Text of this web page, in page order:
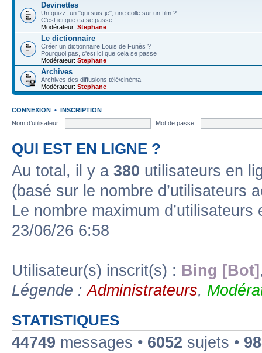
Devinettes
Un quizz, un "qui suis-je", une colle sur un film ?
C'est ici que ca se passe !
Modérateur: Stephane
Le dictionnaire
Créer un dictionnaire Louis de Funès ?
Pourquoi pas, c'est ici que cela se passe
Modérateur: Stephane
Archives
Archives des diffusions télé/cinéma
Modérateur: Stephane
CONNEXION • INSCRIPTION
Nom d’utilisateur :
Mot de passe :
QUI EST EN LIGNE ?
Au total, il y a 380 utilisateurs en
(basé sur le nombre d’utilisateurs
Le nombre maximum
23/06/26 6:58
Utilisateur(s) inscrit(s) : Bing [Bot]
Légende :Administrateurs,
STATISTIQUES
44749 messages • 6052 sujets •